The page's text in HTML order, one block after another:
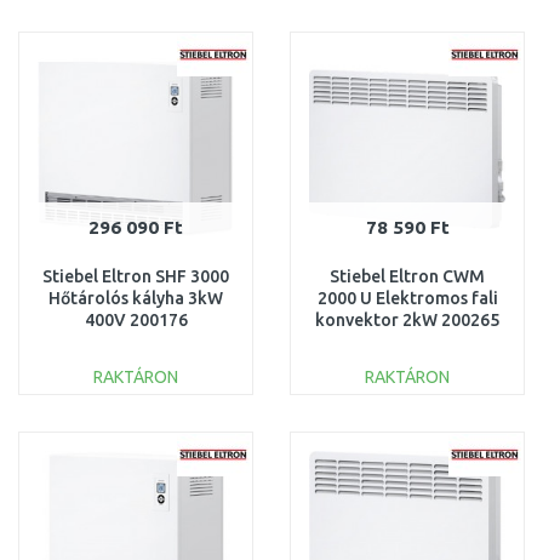
Összehasonlítás Összehasonlítás
296 090 Ft
Stiebel Eltron SHF 3000
Hőtárolós kályha 3kW
400V 200176
RAKTÁRON
Összehasonlítás
78 590 Ft
Stiebel Eltron CWM
2000 U Elektromos fali
konvektor 2kW 200265
RAKTÁRON
Összehasonlítás